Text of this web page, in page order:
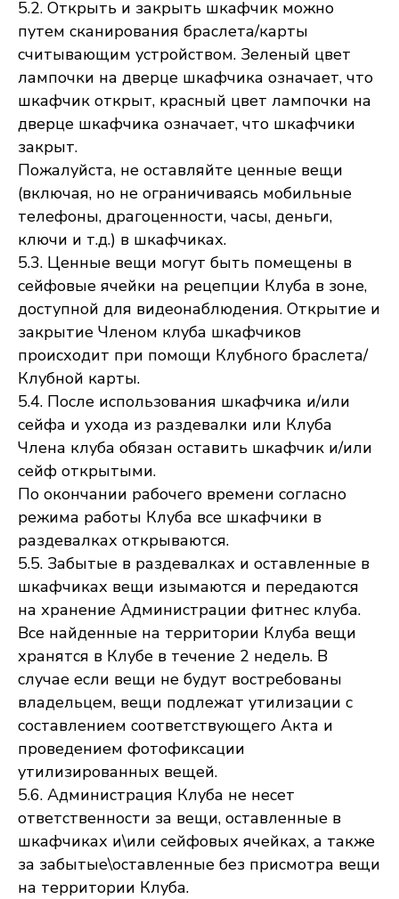
5.2. Открыть и закрыть шкафчик можно
путем сканирования браслета/карты
считывающим устройством. Зеленый цвет
лампочки на дверце шкафчика означает, что
шкафчик открыт, красный цвет лампочки на
дверце шкафчика означает, что шкафчики
закрыт.
Пожалуйста, не оставляйте ценные вещи
(включая, но не ограничиваясь мобильные
телефоны, драгоценности, часы, деньги,
ключи и т.д.) в шкафчиках.
5.3. Ценные вещи могут быть помещены в
сейфовые ячейки на рецепции Клуба в зоне,
доступной для видеонаблюдения. Открытие и
закрытие Членом клуба шкафчиков
происходит при помощи Клубного браслета/
Клубной карты.
5.4. После использования шкафчика и/или
сейфа и ухода из раздевалки или Клуба
Члена клуба обязан оставить шкафчик и/или
сейф открытыми.
По окончании рабочего времени согласно
режима работы Клуба все шкафчики в
раздевалках открываются.
5.5. Забытые в раздевалках и оставленные в
шкафчиках вещи изымаются и передаются
на хранение Администрации фитнес клуба.
Все найденные на территории Клуба вещи
хранятся в Клубе в течение 2 недель. В
случае если вещи не будут востребованы
владельцем, вещи подлежат утилизации с
составлением соответствующего Акта и
проведением фотофиксации
утилизированных вещей.
5.6. Администрация Клуба не несет
ответственности за вещи, оставленные в
шкафчиках и\или сейфовых ячейках, а также
за забытые\оставленные без присмотра вещи
на территории Клуба.